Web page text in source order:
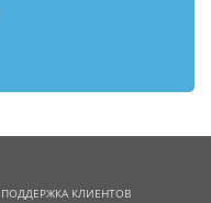
ПОДДЕРЖКА КЛИЕНТОВ